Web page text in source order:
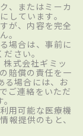
、またはミーカ
しています。
が、内容を完全
。
場合は、事前に
さい。
式会社ギミッ
賠償の責任を一
る場合には、お
ご連絡をいただ
用可能な医療機
報提供のもと、